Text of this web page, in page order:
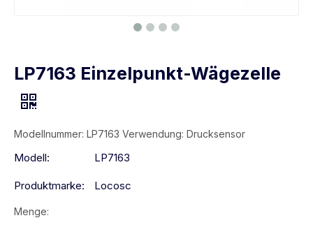
LP7163 Einzelpunkt-Wägezelle
Modellnummer: LP7163 Verwendung: Drucksensor
Modell: LP7163
Produktmarke: Locosc
Menge: